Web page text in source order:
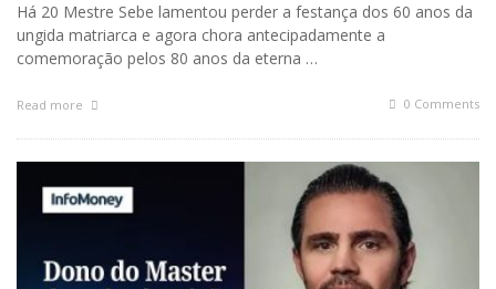
Há 20 Mestre Sebe lamentou perder a festança dos 60 anos da
ungida matriarca e agora chora antecipadamente a
comemoração pelos 80 anos da eterna …
Read more 0 Comments